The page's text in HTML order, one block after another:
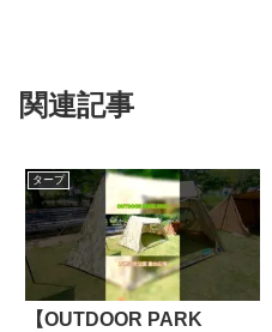
関連記事
タープ
【OUTDOOR PARK